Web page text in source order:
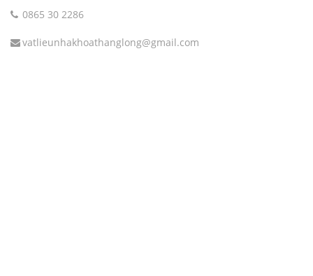
0865 30 2286
vatlieunhakhoathanglong@gmail.com